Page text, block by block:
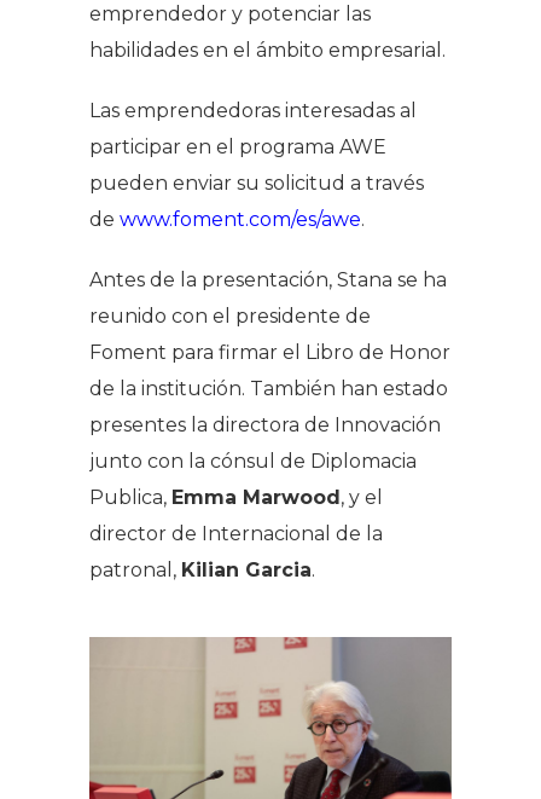
emprendedor y potenciar las
habilidades en el ámbito empresarial.
Las emprendedoras interesadas al
participar en el programa AWE
pueden enviar su solicitud a través
de www.foment.com/es/awe.
Antes de la presentación, Stana se ha
reunido con el presidente de
Foment para firmar el Libro de Honor
de la institución. También han estado
presentes la directora de Innovación
junto con la cónsul de Diplomacia
Publica, Emma Marwood, y el
director de Internacional de la
patronal, Kilian Garcia.